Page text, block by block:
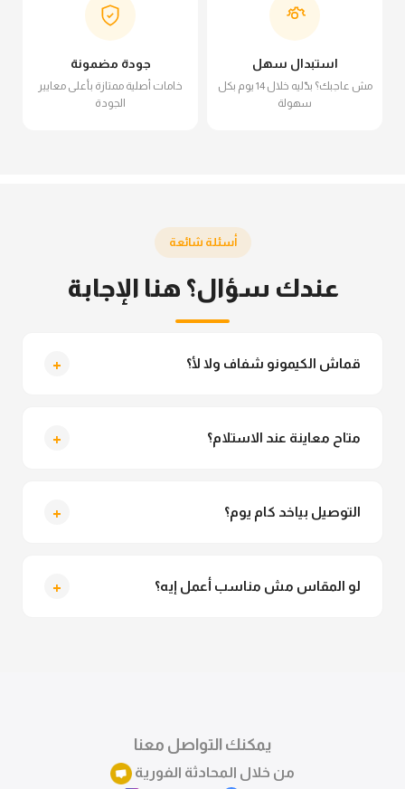
استبدال سهل
مش عاجبك؟ بدّليه خلال 14 يوم بكل
سهولة
جودة مضمونة
خامات أصلية ممتازة بأعلى معايير
الجودة
أسئلة شائعة
عندك سؤال؟ هنا الإجابة
قماش الكيمونو شفاف ولا لأ؟ +
متاح معاينة عند الاستلام؟ +
التوصيل بياخد كام يوم؟ +
لو المقاس مش مناسب أعمل إيه؟ +
يمكنك التواصل معنا
من خلال المحادثة الفورية